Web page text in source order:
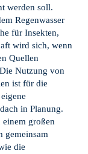
werden soll.
Regenwasser
für Insekten,
wird sich, wenn
Quellen
Nutzung von
ist für die
in Planung.
großen
gemeinsam
die